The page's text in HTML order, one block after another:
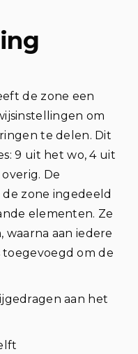
de zone een
om
te delen. Dit
9 uit het wo, 4 uit
De
zone ingedeeld
elementen. Ze
aan iedere
om de
aan het